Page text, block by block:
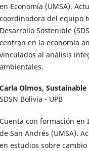
en Economía (UMSA).
coordinadora del equipo
Desarrollo Sostenible
centran en la economía
vinculados al análisis
ambientales.
Carla Olmos,
SDSN Bolivia - UPB
Cuenta con formación
de San Andrés (UMSA).
en estudios sobre